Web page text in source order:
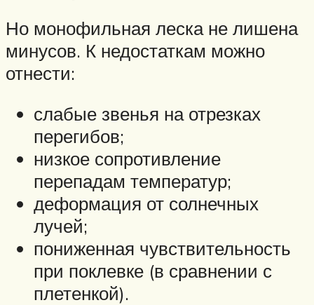
Но монофильная леска не лишена
минусов. К недостаткам можно
отнести:
слабые звенья на отрезках
перегибов;
низкое сопротивление
перепадам температур;
деформация от солнечных
лучей;
пониженная чувствительность
при поклевке (в сравнении с
плетенкой).